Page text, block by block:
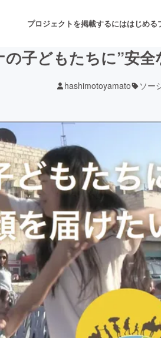
プロジェクトを掲載するにははじめる
音楽
ゲーム・サービス開発
書籍・雑誌出版
チャレンジ
CAMPFIRE for Social Good
CAMPFIREふるさと納税
子どもたちに”安全
hashimotoyamato ソー